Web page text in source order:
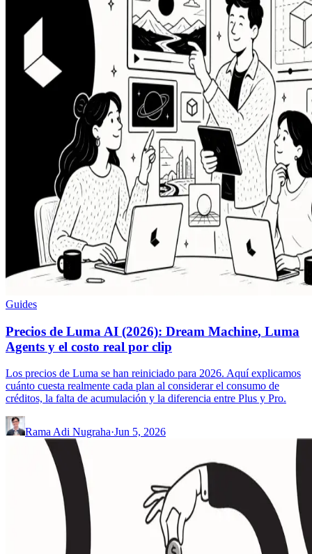
Guides
Precios de Luma AI (2026): Dream Machine, Luma
Agents y el costo real por clip
Los precios de Luma se han reiniciado para 2026. Aquí explicamos
cuánto cuesta realmente cada plan al considerar el consumo de
créditos, la falta de acumulación y la diferencia entre Plus y Pro.
Rama Adi Nugraha·Jun 5, 2026